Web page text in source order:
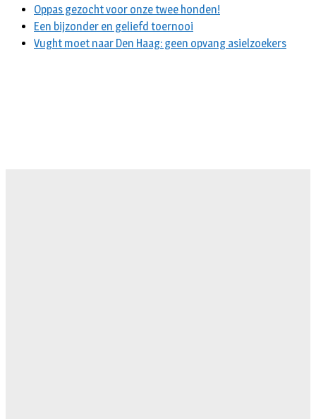
Oppas gezocht voor onze twee honden!
Een bijzonder en geliefd toernooi
Vught moet naar Den Haag: geen opvang asielzoekers